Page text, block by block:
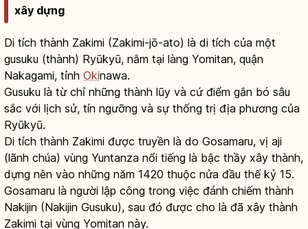
xây dựng
Di tích thành Zakimi (Zakimi-jō-ato) là di tích của một
gusuku (thành) Ryūkyū, nằm tại làng Yomitan, quận
Nakagami, tỉnh Okinawa.
Gusuku là từ chỉ những thành lũy và cứ điểm gắn bó sâu
sắc với lịch sử, tín ngưỡng và sự thống trị địa phương của
Ryūkyū.
Di tích thành Zakimi được truyền là do Gosamaru, vị aji
(lãnh chúa) vùng Yuntanza nổi tiếng là bậc thầy xây thành,
dựng nên vào những năm 1420 thuộc nửa đầu thế kỷ 15.
Gosamaru là người lập công trong việc đánh chiếm thành
Nakijin (Nakijin Gusuku), sau đó được cho là đã xây thành
Zakimi tại vùng Yomitan này.